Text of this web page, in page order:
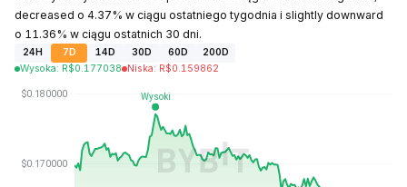
decreased o 4.37% w ciągu ostatniego tygodnia i slightly downward
o 11.36% w ciągu ostatnich 30 dni.
24H 7D 14D 30D 60D
200D
Wysoka: R$0.177038 Niska: R$0.159862